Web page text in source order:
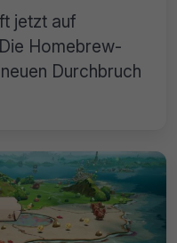
jetzt auf
Homebrew-
Durchbruch